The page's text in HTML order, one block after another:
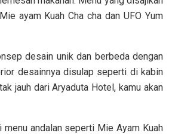
ayam Kuah Cha cha dan UFO Yum
desain unik dan berbeda dengan
desainnya disulap seperti di kabin
jauh dari Aryaduta Hotel, kamu akan
andalan seperti Mie Ayam Kuah